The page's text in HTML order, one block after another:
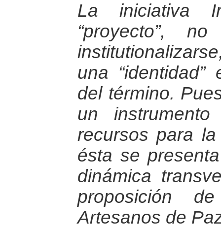
La iniciativa
“proyecto”,
una
del término.
un
recursos para
ésta se
dinámica
proposición
Artesanos de